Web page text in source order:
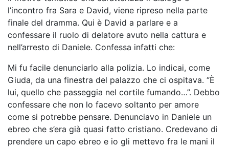
l’incontro fra Sara e David, viene ripreso nella parte
finale del dramma. Qui è David a parlare e a
confessare il ruolo di delatore avuto nella cattura e
nell’arresto di Daniele. Confessa infatti che:
Mi fu facile denunciarlo alla polizia. Lo indicai, come
Giuda, da una finestra del palazzo che ci ospitava. “È
lui, quello che passeggia nel cortile fumando…”. Debbo
confessare che non lo facevo soltanto per amore
come si potrebbe pensare. Denunciavo in Daniele un
ebreo che s’era già quasi fatto cristiano. Credevano di
prendere un capo ebreo e io gli mettevo fra le mani il